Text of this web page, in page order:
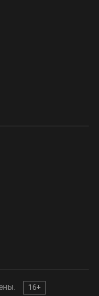
16+